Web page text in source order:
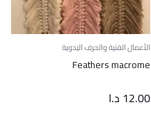
الأعمال الفنية والحرف اليدوية
Feathers macrome
12.00 د.ا